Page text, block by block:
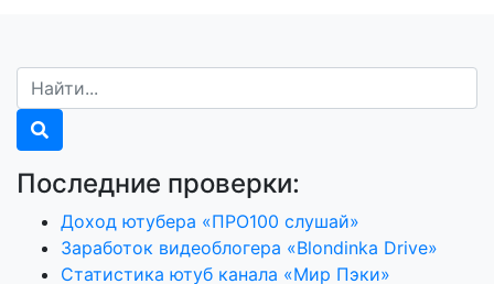
Последние проверки:
Доход ютубера «ПРО100 слушай»
Заработок видеоблогера «Blondinka Drive»
Статистика ютуб канала «Мир Пэки»